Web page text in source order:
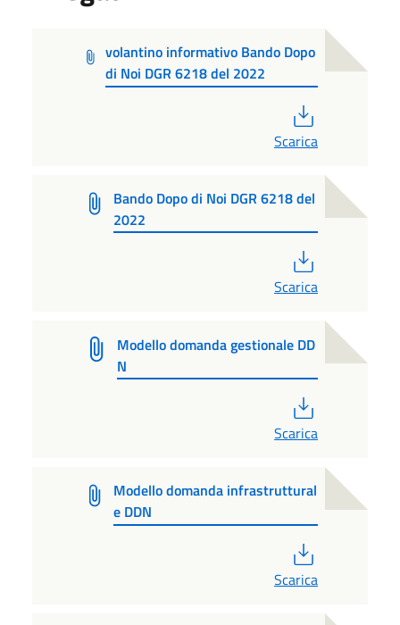
volantino informativo Bando Dopo
di Noi DGR 6218 del 2022
Scarica
Bando Dopo di Noi DGR 6218 del
2022
Scarica
Modello domanda gestionale DD
N
Scarica
Modello domanda infrastruttural
e DDN
Scarica